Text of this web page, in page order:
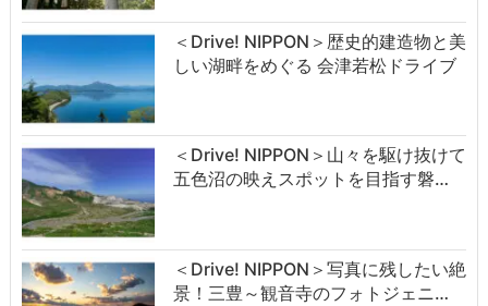
＜Drive! NIPPON＞歴史的建造物と美
しい湖畔をめぐる 会津若松ドライブ
＜Drive! NIPPON＞山々を駆け抜けて
五色沼の映えスポットを目指す磐…
＜Drive! NIPPON＞写真に残したい絶
景！三豊～観音寺のフォトジェニ…